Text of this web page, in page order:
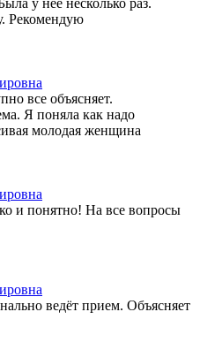
Рекомендую
все объясняет.
Я поняла как надо
молодая женщина
и понятно! На все вопросы
ведёт прием. Объясняет